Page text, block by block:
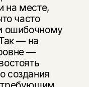
на месте,
часто
ошибочному
— на
—
создания